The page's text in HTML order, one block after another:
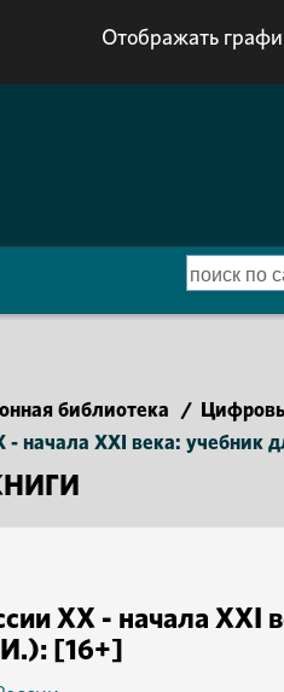
Отображать
библиотека /
- начала XXI века: учебник
XX - начала XXI
[16+]